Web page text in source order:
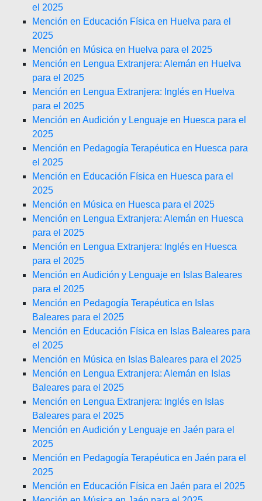
el 2025
Mención en Educación Física en Huelva para el
2025
Mención en Música en Huelva para el 2025
Mención en Lengua Extranjera: Alemán en Huelva
para el 2025
Mención en Lengua Extranjera: Inglés en Huelva
para el 2025
Mención en Audición y Lenguaje en Huesca para el
2025
Mención en Pedagogía Terapéutica en Huesca para
el 2025
Mención en Educación Física en Huesca para el
2025
Mención en Música en Huesca para el 2025
Mención en Lengua Extranjera: Alemán en Huesca
para el 2025
Mención en Lengua Extranjera: Inglés en Huesca
para el 2025
Mención en Audición y Lenguaje en Islas Baleares
para el 2025
Mención en Pedagogía Terapéutica en Islas
Baleares para el 2025
Mención en Educación Física en Islas Baleares para
el 2025
Mención en Música en Islas Baleares para el 2025
Mención en Lengua Extranjera: Alemán en Islas
Baleares para el 2025
Mención en Lengua Extranjera: Inglés en Islas
Baleares para el 2025
Mención en Audición y Lenguaje en Jaén para el
2025
Mención en Pedagogía Terapéutica en Jaén para el
2025
Mención en Educación Física en Jaén para el 2025